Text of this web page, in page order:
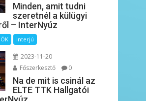
Minden, amit tudni
szeretnél a külügyi
– InterNyúz
Interjú
2023-11-20
Főszerkesztő
0
Na de mit is csinál az
ELTE TTK Hallgatói